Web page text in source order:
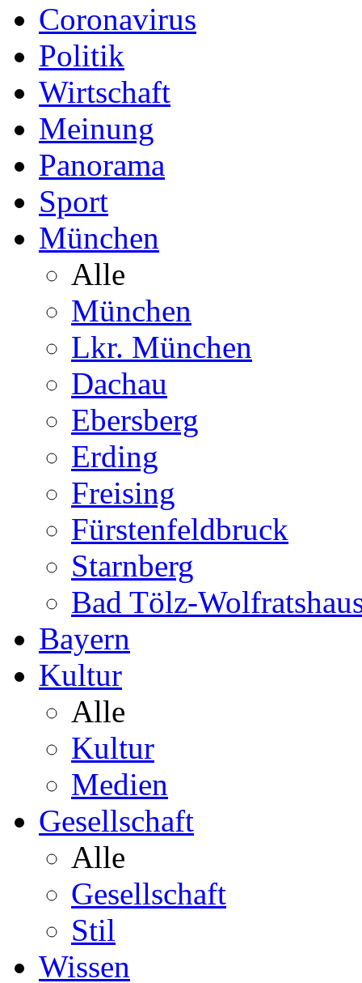
Coronavirus
Politik
Wirtschaft
Meinung
Panorama
Sport
München
Alle
München
Lkr. München
Dachau
Ebersberg
Erding
Freising
Fürstenfeldbruck
Starnberg
Bad Tölz-
Bayern
Kultur
Alle
Kultur
Medien
Gesellschaft
Alle
Gesellschaft
Stil
Wissen